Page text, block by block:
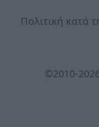
Πολιτική κατά
©2010-